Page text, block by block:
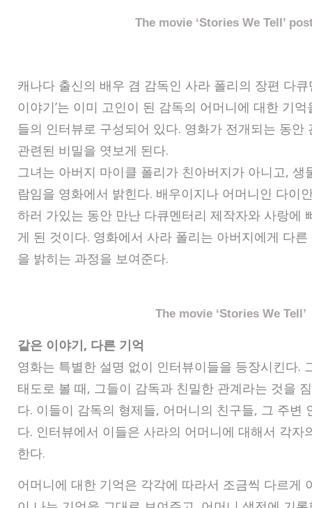
The movie ‘Stories We Tell’
캐나다 출신의 배우 겸 감독인 사라 폴리의 장편 다큐
이야기’는 이미 고인이 된 감독의 어머니에 대한 기
들의 인터뷰로 구성되어 있다. 영화가 전개되는 동안
관련된 비밀을 엿보게 된다.
그녀는 아버지 마이클 폴리가 친아버지가 아니고, 생
람임을 영화에서 밝힌다. 배우이지나 어머니인 다이
하러 가있는 동안 만난 다큐멘터리 제작자와 사랑에
게 된 것이다. 영화에서 사라 폴리는 아버지에게 다
을 밝히는 과정을 보여준다.
The movie ‘Stories We Tell’
같은 이야기, 다른 기억
영화는 특별한 설명 없이 인터뷰이들을 등장시킨다.
태도로 볼 때, 그들이 감독과 친밀한 관계라는 것을
다. 이들이 감독의 형제들, 어머니의 친구들, 그 주변
다. 인터뷰에서 이들은 사라의 어머니에 대해서 각자
한다.
어머니에 대한 기억은 각각에 따라서 조금씩 다르게